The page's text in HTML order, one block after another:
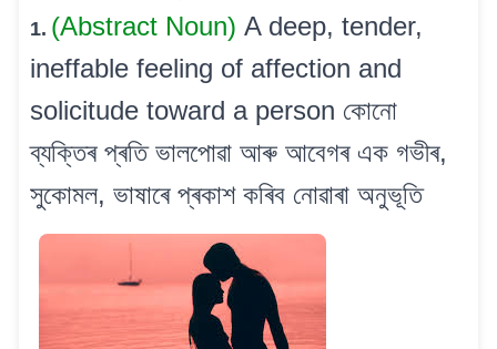
1. (Abstract Noun) A deep, tender,
ineffable feeling of affection and
solicitude toward a person কোনো
ব্যক্তিৰ প্ৰতি ভালপোৱা আৰু আবেগৰ এক গভীৰ,
সুকোমল, ভাষাৰে প্ৰকাশ কৰিব নোৱাৰা অনুভূতি